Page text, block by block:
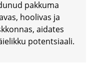
pakkuma
hoolivas ja
aidates
potentsiaali.